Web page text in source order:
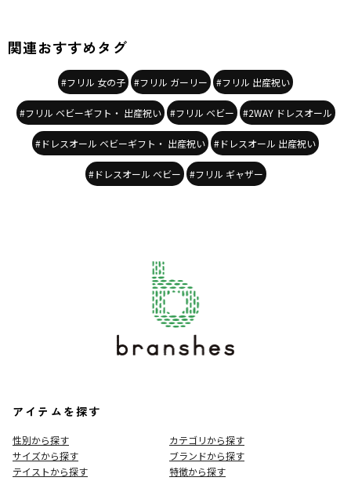
関連おすすめタグ
#フリル 女の子 #フリル ガーリー #フリル 出産祝い
#フリル ベビーギフト・ 出産祝い #フリル ベビー #2WAY ドレスオール
#ドレスオール ベビーギフト・ 出産祝い #ドレスオール 出産祝い
#ドレスオール ベビー #フリル ギャザー
アイテムを探す
性別から探す
カテゴリから探す
サイズから探す
ブランドから探す
テイストから探す
特徴から探す